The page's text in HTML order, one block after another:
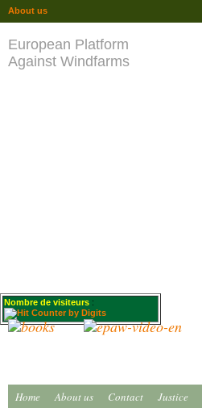
European Platform
Against Windfarms
Nombre de visiteurs :
Home About us Contact Justice
About us